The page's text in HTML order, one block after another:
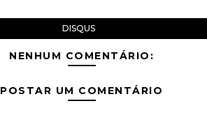
DISQUS
NENHUM COMENTÁRIO:
POSTAR UM COMENTÁRIO